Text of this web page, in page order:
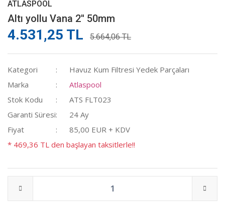
ATLASPOOL
Altı yollu Vana 2'' 50mm
4.531,25 TL 5.664,06 TL
Kategori
Havuz Kum Filtresi Yedek Parçaları
Marka
Atlaspool
Stok Kodu
ATS FLT023
Garanti Süresi
24 Ay
Fiyat
85,00 EUR + KDV
* 469,36 TL den başlayan taksitlerle!!